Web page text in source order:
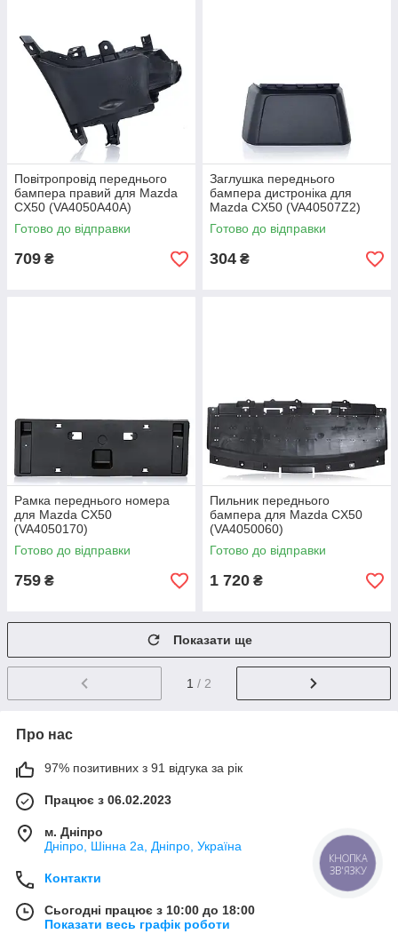
Повітропровід переднього
бампера правий для Mazda
CX50 (VA4050A40A)
Готово до відправки
709 ₴
Заглушка переднього
бампера дистроніка для
Mazda CX50 (VA40507Z2)
Готово до відправки
304 ₴
Рамка переднього номера
для Mazda CX50
(VA4050170)
Готово до відправки
759 ₴
Пильник переднього
бампера для Mazda CX50
(VA4050060)
Готово до відправки
1 720 ₴
Показати ще
1 / 2
Про нас
97% позитивних з 91 відгука за рік
Працює з 06.02.2023
м. Дніпро
Дніпро, Шінна 2а, Дніпро, Україна
Контакти
Сьогодні працює з 10:00 до 18:00
Показати весь графік роботи
КНОПКА
ЗВ'ЯЗКУ